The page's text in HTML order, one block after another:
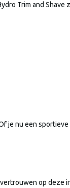
Trim and
je nu een
op deze